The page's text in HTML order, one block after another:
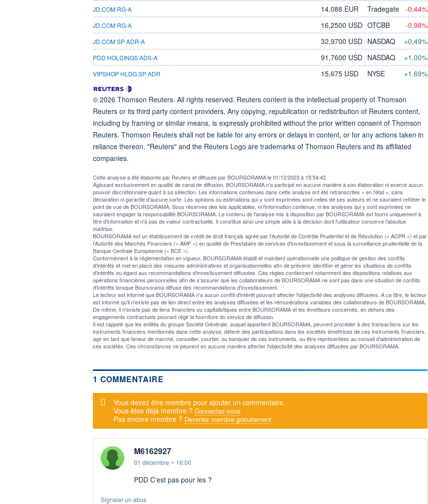
JD.COM RG-A 14,088 EUR Tradegate -0,44%
JD.COM RG-A 16,2500 USD OTCBB -0,98%
JD.COM SP ADR-A 32,9700 USD NASDAQ +0,49%
PDD HOLDINGS ADS-A 91,7600 USD NASDAQ +1,00%
VIPSHOP HLDG SP ADR 15,675 USD NYSE +1,69%
© 2026 Thomson Reuters. All rights reserved. Reuters content is the intellectual property of Thomson
Reuters or its third party content providers. Any copying, republication or redistribution of Reuters content,
including by framing or similar means, is expressly prohibited without the prior written consent of Thomson
Reuters. Thomson Reuters shall not be liable for any errors or delays in content, or for any actions taken in
reliance thereon. "Reuters" and the Reuters Logo are trademarks of Thomson Reuters and its affiliated
companies.
Cette analyse a été élaborée par Reuters et diffusée par BOURSORAMA le 01/12/2023 à 15:54:42.
Agissant exclusivement en qualité de canal de diffusion, BOURSORAMA n'a participé en aucune manière à son élaboration ni exercé aucun
pouvoir discrétionnaire quant à sa sélection. Les informations contenues dans cette analyse ont été retranscrites « en l'état », sans
déclaration ni garantie d'aucune sorte. Les opinions ou estimations qui y sont exprimées sont celles de ses auteurs et ne sauraient refléter le
point de vue de BOURSORAMA. Sous réserves des lois applicables, ni l'information contenue, ni les analyses qui y sont exprimées ne
sauraient engager la responsabilité BOURSORAMA. Le contenu de l'analyse mis à disposition par BOURSORAMA est fourni uniquement à
titre d'information et n'a pas de valeur contractuelle. Il constitue ainsi une simple aide à la décision dont l'utilisateur conserve l'absolue
maîtrise.
BOURSORAMA est un établissement de crédit de droit français agréé par l'Autorité de Contrôle Prudentiel et de Résolution (« ACPR ») et par
l'Autorité des Marchés Financiers (« AMF ») en qualité de Prestataire de services d'investissement et sous la surveillance prudentielle de la
Banque Centrale Européenne (« BCE »).
Conformément à la réglementation en vigueur, BOURSORAMA établit et maintient opérationnelle une politique de gestion des conflits
d'intérêts et met en place des mesures administratives et organisationnelles afin de prévenir, identifier et gérer les situations de conflits
d'intérêts eu égard aux recommandations d'investissement diffusées. Ces règles contiennent notamment des dispositions relatives aux
opérations financières personnelles afin de s'assurer que les collaborateurs de BOURSORAMA ne sont pas dans une situation de conflits
d'intérêts lorsque Boursorama diffuse des recommandations d'investissement.
Le lecteur est informé que BOURSORAMA n'a aucun conflit d'intérêt pouvant affecter l'objectivité des analyses diffusées. A ce titre, le lecteur
est informé qu'il n'existe pas de lien direct entre les analyses diffusées et les rémunérations variables des collaborateurs de BOURSORAMA.
De même, il n'existe pas de liens financiers ou capitalistiques entre BOURSORAMA et les émetteurs concernés, en dehors des
engagements contractuels pouvant régir la fourniture du service de diffusion.
Il est rappelé que les entités du groupe Société Générale, auquel appartient BOURSORAMA, peuvent procéder à des transactions sur les
instruments financiers mentionnés dans cette analyse, détenir des participations dans les sociétés émettrices de ces instruments financiers,
agir en tant que teneur de marché, conseiller, courtier, ou banquier de ces instruments, ou être représentées au conseil d'administration de
ces sociétés. Ces circonstances ne peuvent en aucune manière affecter l'objectivité des analyses diffusées par BOURSORAMA.
1 COMMENTAIRE
Message d'alerte
Vous devez être membre pour ajouter un commentaire.
Vous êtes déjà membre ? Connectez-vous
Pas encore membre ? Devenez membre gratuitement
M6162927
01 décembre • 16:00
PDD C'est pas pour les ?
Signaler un abus